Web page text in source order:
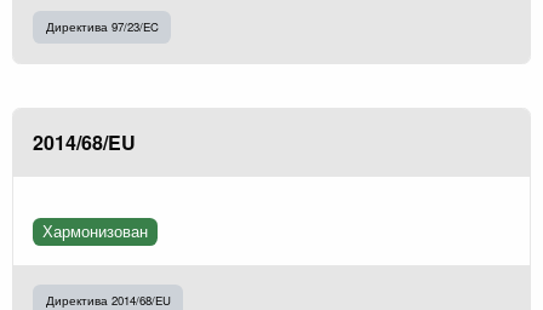
Директива 97/23/EC
2014/68/EU
Хармонизован
Директива 2014/68/EU